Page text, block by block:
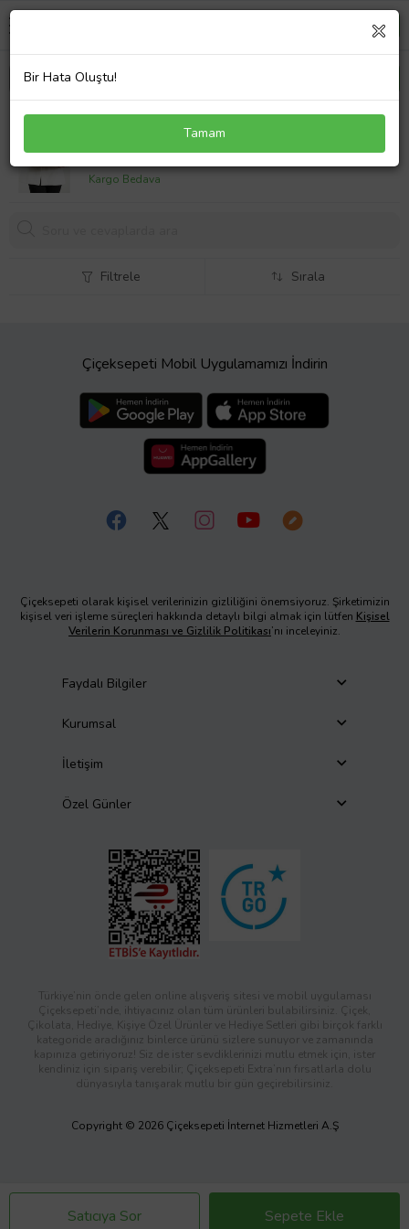
kadin omuz cantasi capraz askili canta gunluk canta
KUM Just Polo jpm4023
1830,51 TL
Kargo Bedava
Satıcıya Sor Sepete Ekle
Filtrele Sırala
Çiçeksepeti Mobil Uygulamamızı İndirin
Çiçeksepeti olarak kişisel verilerinizin gizliliğini önemsiyoruz. Şirketimizin
kişisel veri işleme süreçleri hakkında detaylı bilgi almak için lütfen Kişisel
Verilerin Korunması ve Gizlilik Politikası’nı inceleyiniz.
Faydalı Bilgiler
Kurumsal
İletişim
Özel Günler
Türkiye’nin önde gelen online alışveriş sitesi ve mobil uygulaması
Çiçeksepeti’nde, ihtiyacınız olan tüm ürünleri bulabilirsiniz. Çiçek,
Çikolata, Hediye, Kişiye Özel Ürünler ve Hediye Setleri gibi birçok farklı
kategoride aradığınız binlerce ürünü sizlere sunuyor ve zamanında
kapınıza getiriyoruz! Siz de ister sevdiklerinizi mutlu etmek için, ister
kendiniz için sipariş verebilir; Çiçeksepeti Extra’nın fırsatlarla dolu
dünyasıyla tanışarak mutlu bir gün geçirebilirsiniz.
Copyright © 2026 Çiçeksepeti İnternet Hizmetleri A.Ş
Bir Hata Oluştu!
Tamam